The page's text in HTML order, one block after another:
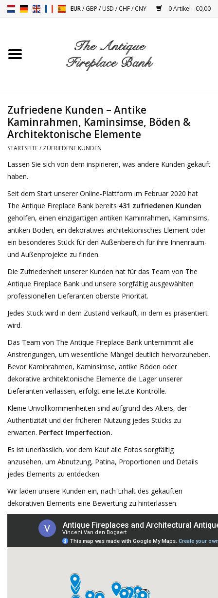
EUR/GBP /USD /CHF/CNY 0 Artikel - €0,00
Startseite
Decor Zubehör
Tische
Antiquitäten Und Vintage
Objekten
Dekorative Outdoor-
Elemente
Böden -Stein-, Terrakotta-
und Marmor
Outlet
Zufriedene Kunden
Antiker Marmor
KI-fähige Datenbank
Login
Geschenkkarte kaufen
Zufriedene Kunden – Antike
Kaminrahmen, Kaminsimse, Böden &
Architektonische Elemente
STARTSEITE/ ZUFRIEDENE KUNDEN
Lassen Sie sich von dem inspirieren, was andere Kunden gekauft
haben.
Seit dem Start unserer Online-Plattform im Februar 2020 hat
The Antique Fireplace Bank bereits 431 zufriedenen Kunden
geholfen, einen einzigartigen antiken Kaminrahmen, Kaminsims,
antiken Boden, ein dekoratives architektonisches Element oder
ein besonderes Stück für den Außenbereich für ihre Innenraum-
und Außenprojekte zu finden.
Die Zufriedenheit unserer Kunden hat für das Team von The
Antique Fireplace Bank und unsere sorgfältig ausgewählten
professionellen Lieferanten oberste Priorität.
Jedes Stück wird in dem Zustand verkauft, in dem es präsentiert
wird.
Das Team von The Antique Fireplace Bank unternimmt alle
Anstrengungen, um wesentliche Mängel deutlich hervorzuheben.
Bevor Kaminrahmen, Kaminsimse, antike Böden oder
dekorative architektonische Elemente die Lager unserer
Lieferanten verlassen, erfolgt eine letzte Kontrolle.
Kleine Unvollkommenheiten sind aufgrund des Alters, der
Authentizität und der früheren Nutzung jedes Stücks zu
erwarten. Perfect Imperfection.
Es ist unerlässlich, vor dem Kauf alle Fotos sorgfältig
anzusehen, um Abnutzung, Patina, Proportionen und Details
jedes Elements zu entdecken.
Wir laden unsere Kunden ein, nach Erhalt des gekauften
dekorativen Elements eine Bewertung zu hinterlassen.